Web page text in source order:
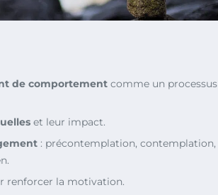
de comportement comme un processus
et leur impact.
: précontemplation, contemplation,
renforcer la motivation.